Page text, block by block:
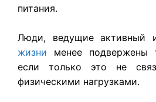
питания.
Люди, ведущие
жизни менее подвержены
если только это не
физическими нагрузками.